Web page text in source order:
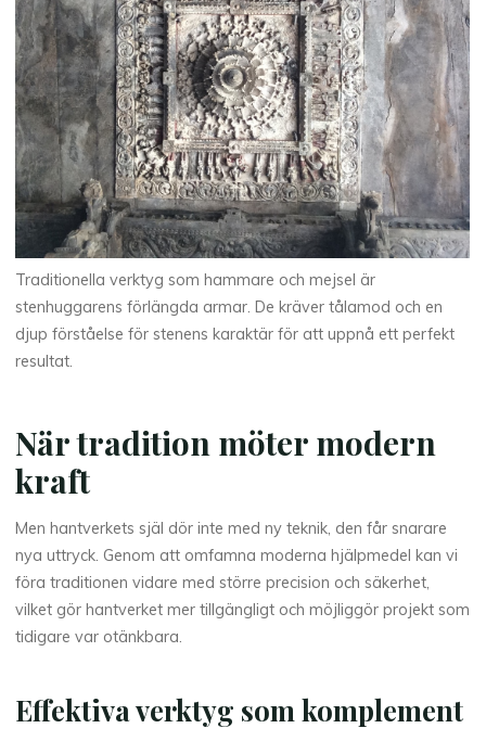
Traditionella verktyg som hammare och mejsel är
stenhuggarens förlängda armar. De kräver tålamod och en
djup förståelse för stenens karaktär för att uppnå ett perfekt
resultat.
När tradition möter modern
kraft
Men hantverkets själ dör inte med ny teknik, den får snarare
nya uttryck. Genom att omfamna moderna hjälpmedel kan vi
föra traditionen vidare med större precision och säkerhet,
vilket gör hantverket mer tillgängligt och möjliggör projekt som
tidigare var otänkbara.
Effektiva verktyg som komplement